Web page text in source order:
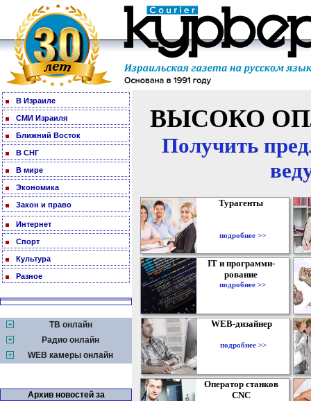
В Израиле
СМИ Израиля
Ближний Восток
В СНГ
В мире
Экономика
Закон и право
Интернет
Спорт
Культура
Разное
ТВ онлайн
Радио онлайн
WEB камеры онлайн
Архив новостей за
ВЫСОКО
Получить
Турагенты
подробнее >>
IT и программи-
рование
подробнее >>
WEB-дизайнер
подробнее >>
Оператор станков
CNC